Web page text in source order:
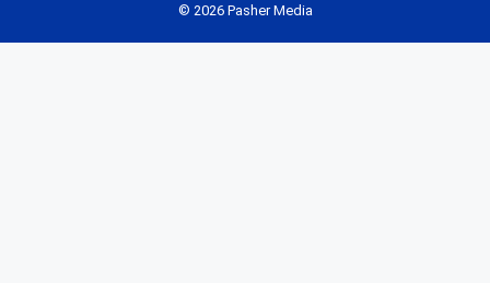
© 2026 Pasher Media